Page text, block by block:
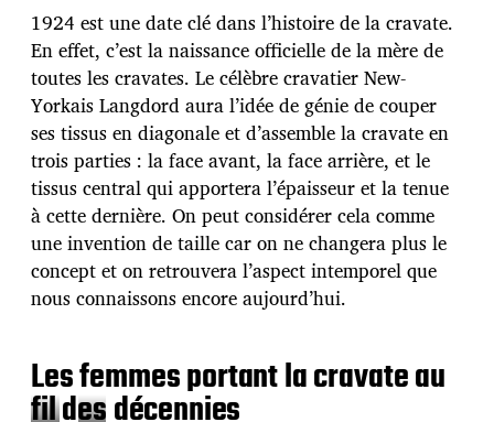
1924 est une date clé dans l’histoire de la cravate.
En effet, c’est la naissance officielle de la mère de
toutes les cravates. Le célèbre cravatier New-
Yorkais Langdord aura l’idée de génie de couper
ses tissus en diagonale et d’assemble la cravate en
trois parties : la face avant, la face arrière, et le
tissus central qui apportera l’épaisseur et la tenue
à cette dernière. On peut considérer cela comme
une invention de taille car on ne changera plus le
concept et on retrouvera l’aspect intemporel que
nous connaissons encore aujourd’hui.
Les femmes portant la cravate au
fil des décennies